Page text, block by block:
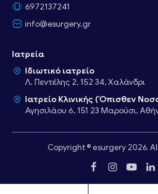
6972137241
info@esurgery.gr
Ιατρεία
Ιδιωτικό ιατρείο
Λ. Πεντέλης 2, 152 34, Χαλάνδρι
Ιατρείο Κλινικής (Όπισθεν
Αγησιλάου 6, 151 23 Μαρούσι,
Copyright © esurgery 2026.